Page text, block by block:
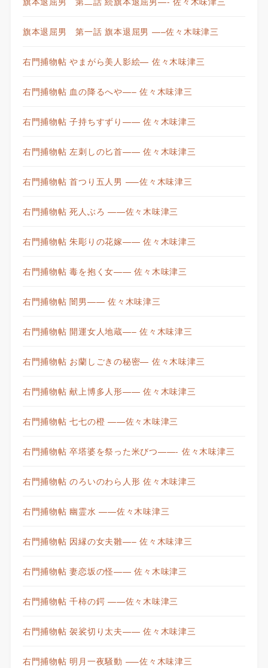
旗本退屈男 第一話 旗本退屈男 —–佐々木味津三
右門捕物帖 やまがら美人影絵— 佐々木味津三
右門捕物帖 血の降るへや—– 佐々木味津三
右門捕物帖 子持ちすずり—— 佐々木味津三
右門捕物帖 左刺しの匕首—— 佐々木味津三
右門捕物帖 首つり五人男 —–佐々木味津三
右門捕物帖 死人ぶろ ——佐々木味津三
右門捕物帖 朱彫りの花嫁—— 佐々木味津三
右門捕物帖 毒を抱く女—— 佐々木味津三
右門捕物帖 闇男—— 佐々木味津三
右門捕物帖 開運女人地蔵—– 佐々木味津三
右門捕物帖 お蘭しごきの秘密— 佐々木味津三
右門捕物帖 献上博多人形—— 佐々木味津三
右門捕物帖 七七の橙 ——佐々木味津三
右門捕物帖 卒塔婆を祭った米びつ——- 佐々木味津三
右門捕物帖 のろいのわら人形 佐々木味津三
右門捕物帖 幽霊水 ——佐々木味津三
右門捕物帖 因縁の女夫雛—– 佐々木味津三
右門捕物帖 妻恋坂の怪—— 佐々木味津三
右門捕物帖 千柿の鍔 ——佐々木味津三
右門捕物帖 袈裟切り太夫—— 佐々木味津三
右門捕物帖 明月一夜騒動 —–佐々木味津三